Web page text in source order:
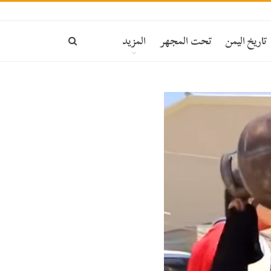
تاريخ اليمن تحت المجهر المزيد